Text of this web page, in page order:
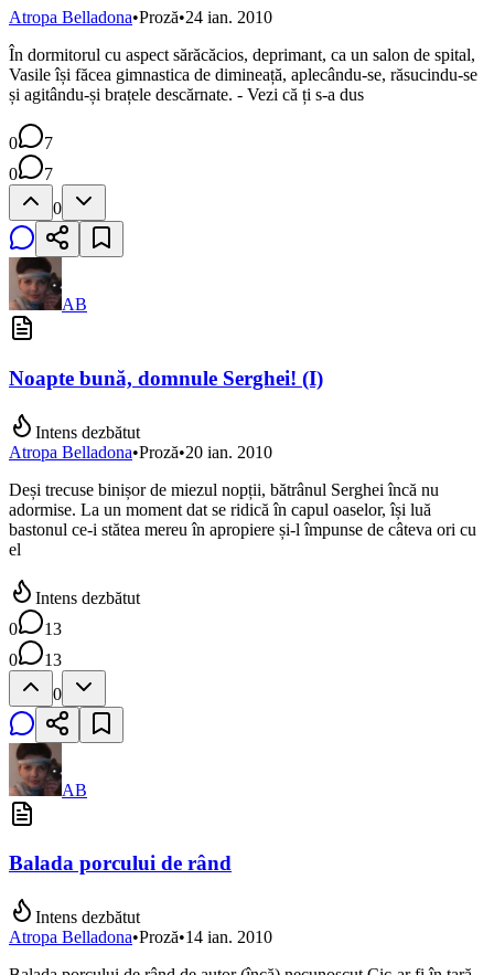
Atropa Belladona•Proză•24 ian. 2010
În dormitorul cu aspect sărăcăcios, deprimant, ca un salon de spital,
Vasile își făcea gimnastica de dimineață, aplecându-se, răsucindu-se
și agitându-și brațele descărnate. - Vezi că ți s-a dus
0
7
0
7
0
AB
Noapte bună, domnule Serghei! (I)
Intens dezbătut
Atropa Belladona•Proză•20 ian. 2010
Deși trecuse binișor de miezul nopții, bătrânul Serghei încă nu
adormise. La un moment dat se ridică în capul oaselor, își luă
bastonul ce-i stătea mereu în apropiere și-l împunse de câteva ori cu
el
Intens dezbătut
0
13
0
13
0
AB
Balada porcului de rând
Intens dezbătut
Atropa Belladona•Proză•14 ian. 2010